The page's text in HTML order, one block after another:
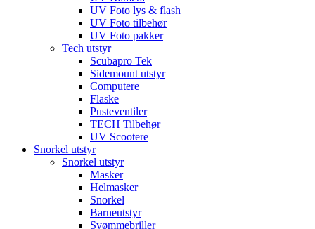
UV Foto lys & flash
UV Foto tilbehør
UV Foto pakker
Tech utstyr
Scubapro Tek
Sidemount utstyr
Computere
Flaske
Pusteventiler
TECH Tilbehør
UV Scootere
Snorkel utstyr
Snorkel utstyr
Masker
Helmasker
Snorkel
Barneutstyr
Svømmebriller